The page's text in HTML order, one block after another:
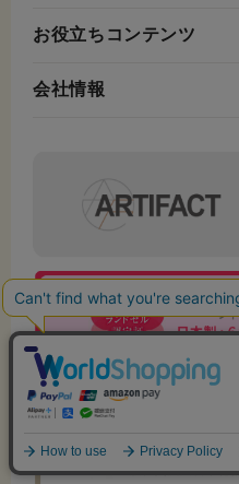
お役立ちコンテンツ
会社情報